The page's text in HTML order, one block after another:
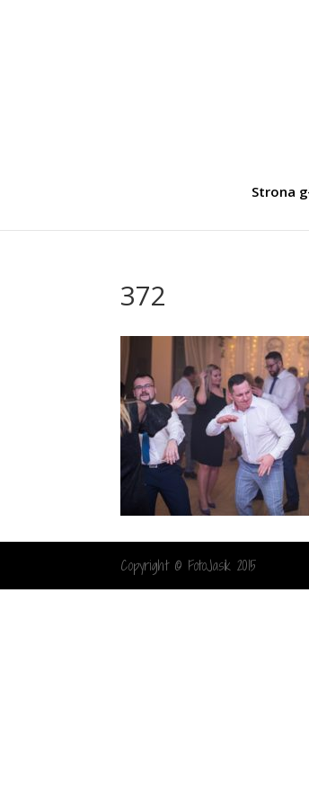
Strona
372
Copyright © FotoJasik 2015